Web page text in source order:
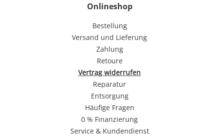
Onlineshop
Bestellung
Versand und Lieferung
Zahlung
Retoure
Vertrag widerrufen
Reparatur
Entsorgung
Häufige Fragen
0 % Finanzierung
Service & Kundendienst